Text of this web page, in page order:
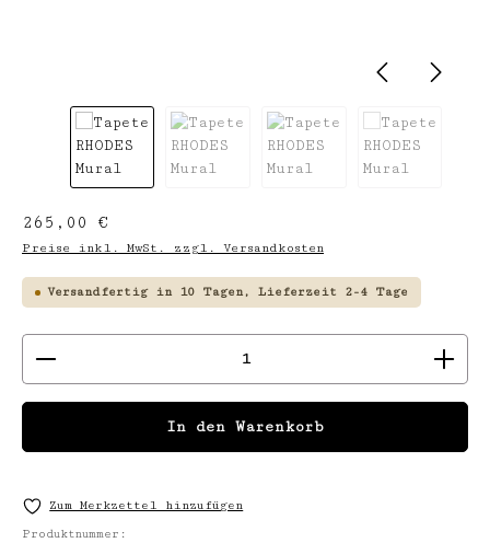
Regulärer Preis:
265,00 €
Preise inkl. MwSt. zzgl. Versandkosten
Versandfertig in 10 Tagen, Lieferzeit 2-4 Tage
Produkt Anzahl: Gib den gewünschten
In den Warenkorb
Zum Merkzettel hinzufügen
Produktnummer: